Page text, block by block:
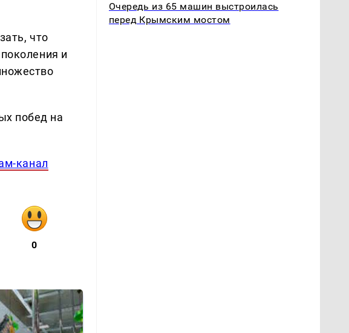
что
и
побед на
канал
0
Очередь из 65 машин выстроилась
перед Крымским мостом